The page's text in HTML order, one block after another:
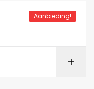
Aanbieding!